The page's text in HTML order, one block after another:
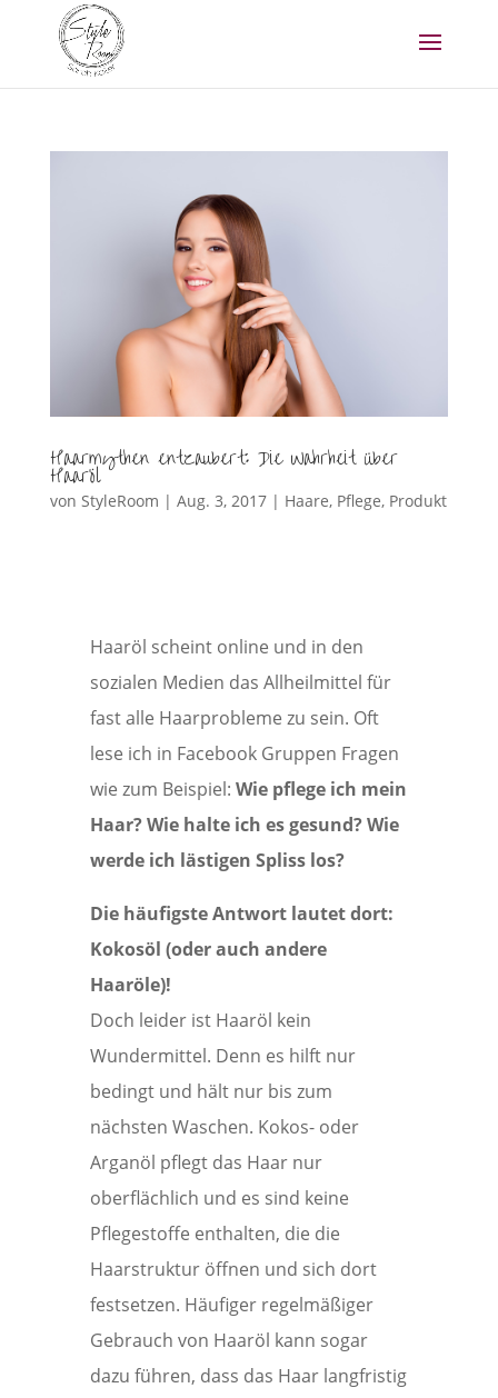
Haarmythen entzaubert: Die Wahrheit über
Haaröl
von StyleRoom | Aug. 3, 2017| Haare, Pflege, Produkt
Haaröl scheint online und in den
sozialen Medien das Allheilmittel für
fast alle Haarprobleme zu sein. Oft
lese ich in Facebook Gruppen Fragen
wie zum Beispiel: Wie pflege ich mein
Haar? Wie halte ich es gesund? Wie
werde ich lästigen Spliss los?
Die häufigste Antwort lautet dort:
Kokosöl (oder auch andere
Haaröle)!
Doch leider ist Haaröl kein
Wundermittel. Denn es hilft nur
bedingt und hält nur bis zum
nächsten Waschen. Kokos- oder
Arganöl pflegt das Haar nur
oberflächlich und es sind keine
Pflegestoffe enthalten, die die
Haarstruktur öffnen und sich dort
festsetzen. Häufiger regelmäßiger
Gebrauch von Haaröl kann sogar
dazu führen, dass das Haar langfristig